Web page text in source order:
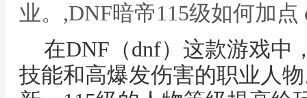
业。,DNF暗帝115级如何加点
在DNF（dnf）这款游戏中
技能和高爆发伤害的职业人